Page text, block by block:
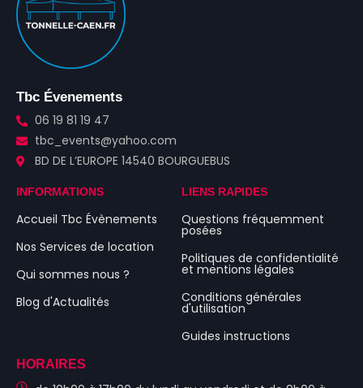
Tbc Évenements
06 19 81 19 47
tbc_events@yahoo.com
BD DE L’EUROPE 14540 BOURGUEBUS
INFORMATIONS
Accueil Tbc Évènements
Nos Services de location
Qui sommes nous ?
Blog d'Actualités
LIENS RAPIDES
Questions fréquemment
posées
Politiques de confidentialité
et mentions légales
Conditions générales
d'utilisation
Guides instructions
HORAIRES